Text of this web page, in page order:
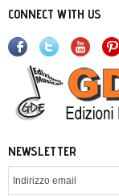
CONNECT WITH US
NEWSLETTER